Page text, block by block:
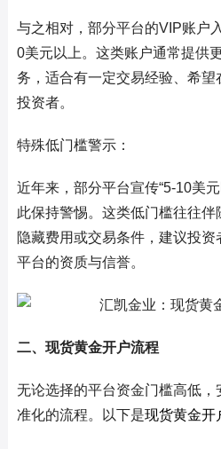
与之相对，部分平台的VIP账户
0美元以上。这类账户通常提供
务，适合有一定交易经验、希
投资者。
特殊低门槛警示：
近年来，部分平台宣传“5-10美
此保持警惕。这类低门槛往往
隐藏费用或交易条件，建议投
平台的资质与信誉。
二、现货黄金开户流程
无论选择的平台资金门槛高低
准化的流程。以下是现货黄金开